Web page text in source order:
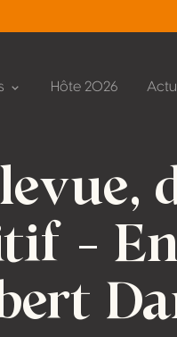
Hôte 2026
–